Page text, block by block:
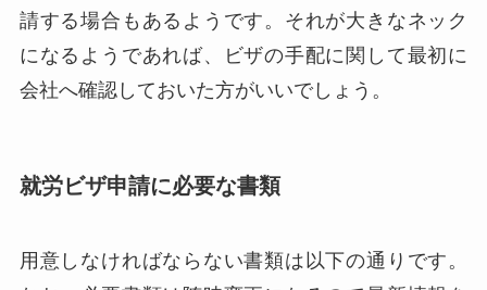
請する場合もあるようです。それが大きなネック
になるようであれば、ビザの手配に関して最初に
会社へ確認しておいた方がいいでしょう。
就労ビザ申請に必要な書類
用意しなければならない書類は以下の通りです。